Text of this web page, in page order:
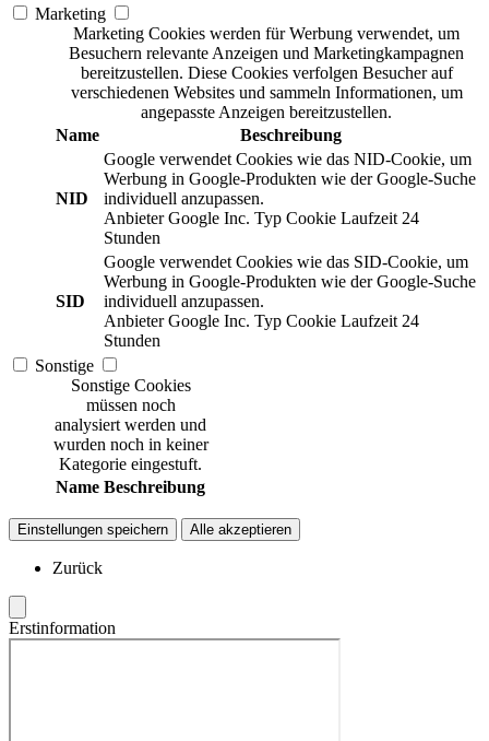
Marketing
Marketing Cookies werden für Werbung verwendet, um
Besuchern relevante Anzeigen und Marketingkampagnen
bereitzustellen. Diese Cookies verfolgen Besucher auf
verschiedenen Websites und sammeln Informationen, um
angepasste Anzeigen bereitzustellen.
Name
Beschreibung
NID
Google verwendet Cookies wie das NID-Cookie, um
Werbung in Google-Produkten wie der Google-Suche
individuell anzupassen.
Anbieter Google Inc. Typ Cookie Laufzeit 24
Stunden
SID
Google verwendet Cookies wie das SID-Cookie, um
Werbung in Google-Produkten wie der Google-Suche
individuell anzupassen.
Anbieter Google Inc. Typ Cookie Laufzeit 24
Stunden
Sonstige
Sonstige Cookies
müssen noch
analysiert werden und
wurden noch in keiner
Kategorie eingestuft.
Name Beschreibung
Einstellungen speichern Alle akzeptieren
Zurück
Erstinformation